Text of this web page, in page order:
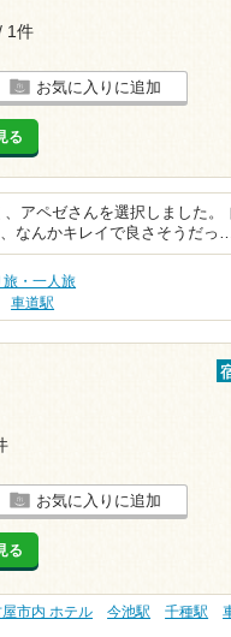
1件
お気に入りに追加
る
アペゼさんを選択しました。
なんかキレイで良さそうだっ…
・一人旅
車道駅
お気に入りに追加
る
市内 ホテル 今池駅 千種駅